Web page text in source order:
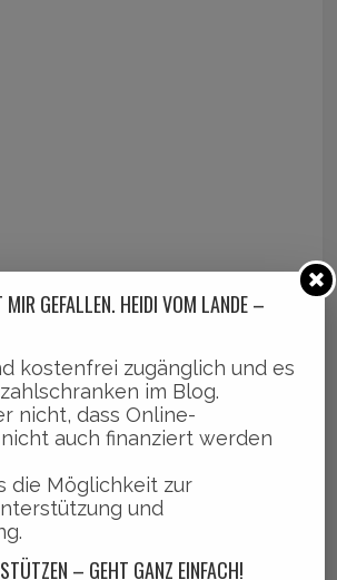
MIR GEFALLEN. HEIDI VOM LANDE –
kostenfrei zugänglich und es
im Blog.
nicht, dass Online-
auch finanziert werden
die Möglichkeit zur
und
– GEHT GANZ EINFACH!